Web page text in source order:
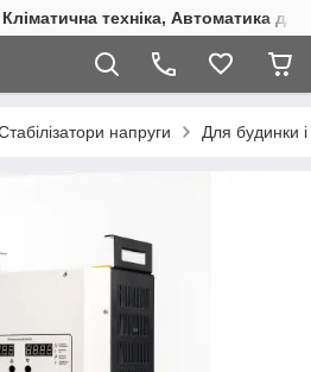
техніка, Автоматика
напруги Для будинки